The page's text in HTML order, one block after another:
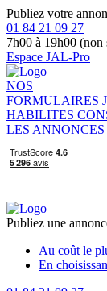
Publiez votre
01 84 21 09 27
7h00 à 19h00 (non
Espace JAL-Pro
NOS
FORMULAIRES
HABILITES
LES
Publiez une
Au coût le
En